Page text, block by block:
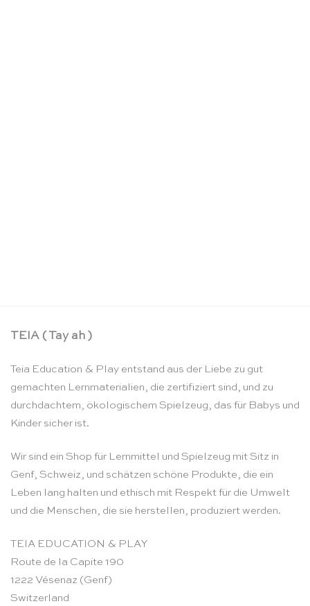
TEIA ( Tay ah )
Teia Education & Play entstand aus der Liebe zu gut
gemachten Lernmaterialien, die zertifiziert sind, und zu
durchdachtem, ökologischem Spielzeug, das für Babys und
Kinder sicher ist.
Wir sind ein Shop für Lernmittel und Spielzeug mit Sitz in
Genf, Schweiz, und schätzen schöne Produkte, die ein
Leben lang halten und ethisch mit Respekt für die Umwelt
und die Menschen, die sie herstellen, produziert werden.
TEIA EDUCATION & PLAY
Route de la Capite 190
1222 Vésenaz (Genf)
Switzerland